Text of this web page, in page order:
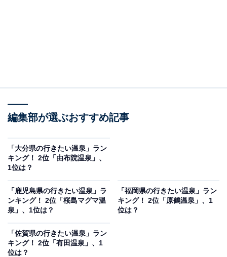
編集部が選ぶおすすめ記事
「大分県の行きたい温泉」ラン
キング！ 2位「由布院温泉」、
1位は？
「鹿児島県の行きたい温泉」ラ
ンキング！ 2位「桜島マグマ温
泉」、1位は？
「福岡県の行きたい温泉」ラン
キング！ 2位「原鶴温泉」、1
位は？
「佐賀県の行きたい温泉」ラン
キング！ 2位「有田温泉」、1
位は？